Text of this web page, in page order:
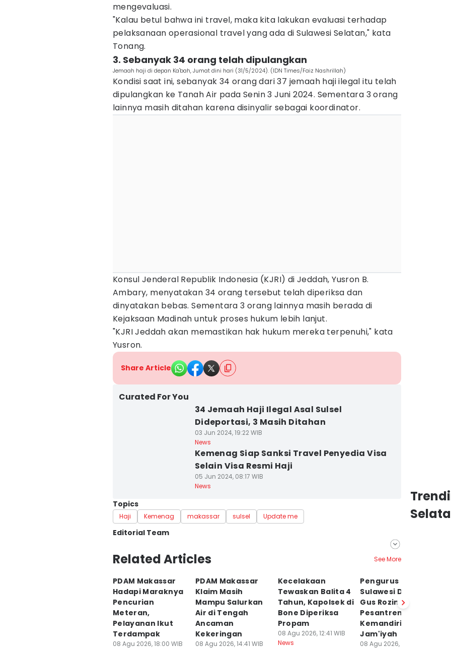
mengevaluasi.
"Kalau betul bahwa ini travel, maka kita lakukan evaluasi terhadap
pelaksanaan operasional travel yang ada di Sulawesi Selatan," kata
Tonang.
3. Sebanyak 34 orang telah dipulangkan
Jemaah haji di depan Ka'bah, Jumat dini hari (31/5/2024). (IDN Times/Faiz Nashrillah)
Kondisi saat ini, sebanyak 34 orang dari 37 jemaah haji ilegal itu telah
dipulangkan ke Tanah Air pada Senin 3 Juni 2024. Sementara 3 orang
lainnya masih ditahan karena disinyalir sebagai koordinator.
Konsul Jenderal Republik Indonesia (KJRI) di Jeddah, Yusron B.
Ambary, menyatakan 34 orang tersebut telah diperiksa dan
dinyatakan bebas. Sementara 3 orang lainnya masih berada di
Kejaksaan Madinah untuk proses hukum lebih lanjut.
"KJRI Jeddah akan memastikan hak hukum mereka terpenuhi," kata
Yusron.
Share Article
Curated For You
34 Jemaah Haji Ilegal Asal Sulsel
Dideportasi, 3 Masih Ditahan
03 Jun 2024, 19:22 WIB
News
Kemenag Siap Sanksi Travel Penyedia Visa
Selain Visa Resmi Haji
05 Jun 2024, 08:17 WIB
News
Topics
Haji Kemenag makassar sulsel Update me
Editorial Team
Editor
Ashrawi Muin
Editor
Aan Pranata
Related Articles See More
PDAM Makassar
Hadapi Maraknya
Pencurian
Meteran,
Pelayanan Ikut
Terdampak
08 Agu 2026, 18:00 WIB
PDAM Makassar
Klaim Masih
Mampu Salurkan
Air di Tengah
Ancaman
Kekeringan
08 Agu 2026, 14:41 WIB
Kecelakaan
Tewaskan Balita 4
Tahun, Kapolsek di
Bone Diperiksa
Propam
08 Agu 2026, 12:41 WIB
News
Pengurus NU se-
Sulawesi Dukung
Gus Rozin Perkuat
Pesantren dan
Kemandirian
Jam'iyah
08 Agu 2026, 12:26 WIB